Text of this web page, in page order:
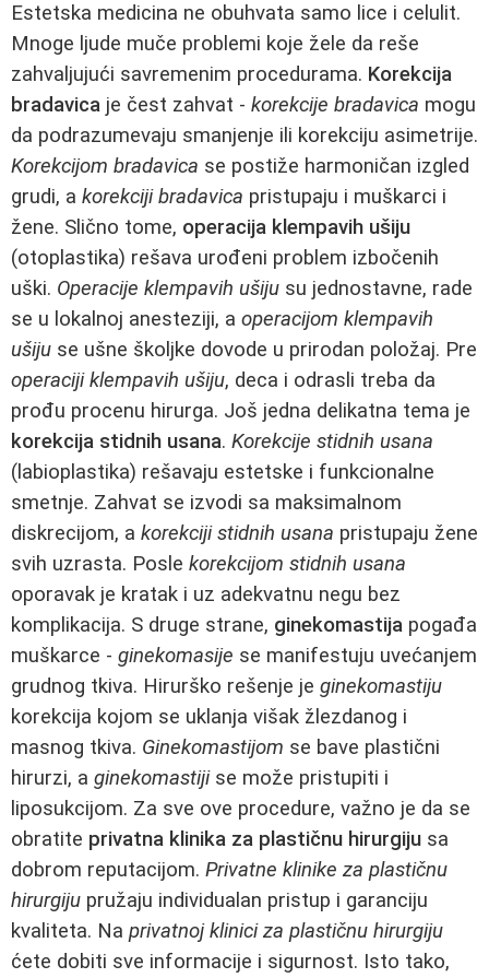
Estetska medicina ne obuhvata samo lice i celulit.
Mnoge ljude muče problemi koje žele da reše
zahvaljujući savremenim procedurama. Korekcija
bradavica je čest zahvat - korekcije bradavica mogu
da podrazumevaju smanjenje ili korekciju asimetrije.
Korekcijom bradavica se postiže harmoničan izgled
grudi, a korekciji bradavica pristupaju i muškarci i
žene. Slično tome, operacija klempavih ušiju
(otoplastika) rešava urođeni problem izbočenih
uški. Operacije klempavih ušiju su jednostavne, rade
se u lokalnoj anesteziji, a operacijom klempavih
ušiju se ušne školjke dovode u prirodan položaj. Pre
operaciji klempavih ušiju, deca i odrasli treba da
prođu procenu hirurga. Još jedna delikatna tema je
korekcija stidnih usana. Korekcije stidnih usana
(labioplastika) rešavaju estetske i funkcionalne
smetnje. Zahvat se izvodi sa maksimalnom
diskrecijom, a korekciji stidnih usana pristupaju žene
svih uzrasta. Posle korekcijom stidnih usana
oporavak je kratak i uz adekvatnu negu bez
komplikacija. S druge strane, ginekomastija pogađa
muškarce - ginekomasije se manifestuju uvećanjem
grudnog tkiva. Hirurško rešenje je ginekomastiju
korekcija kojom se uklanja višak žlezdanog i
masnog tkiva. Ginekomastijom se bave plastični
hirurzi, a ginekomastijise može pristupiti i
liposukcijom. Za sve ove procedure, važno je da se
obratite privatna klinika za plastičnu hirurgiju sa
dobrom reputacijom. Privatne klinike za plastičnu
hirurgiju pružaju individualan pristup i garanciju
kvaliteta. Na privatnoj klinici za plastičnu hirurgiju
ćete dobiti sve informacije i sigurnost. Isto tako,